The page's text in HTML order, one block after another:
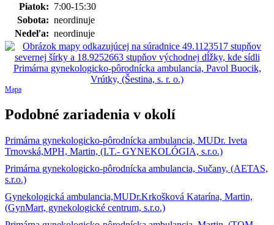
Piatok: 7:00-15:30
Sobota: neordinuje
Nedeľa: neordinuje
Mapa
Podobné zariadenia v okolí
Primárna gynekologicko-pôrodnícka ambulancia, MUDr. Iveta
Trnovská,MPH, Martin, (I.T.- GYNEKOLÓGIA, s.r.o.)
Primárna gynekologicko-pôrodnícka ambulancia, Sučany, (AETAS,
s.r.o.)
Gynekologická ambulancia,MUDr.Krkošková Katarína, Martin,
(GynMart, gynekologické centrum, s.r.o.)